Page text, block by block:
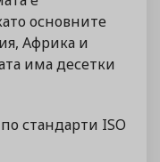
основните
Африка и
има десетки
стандарти ISO